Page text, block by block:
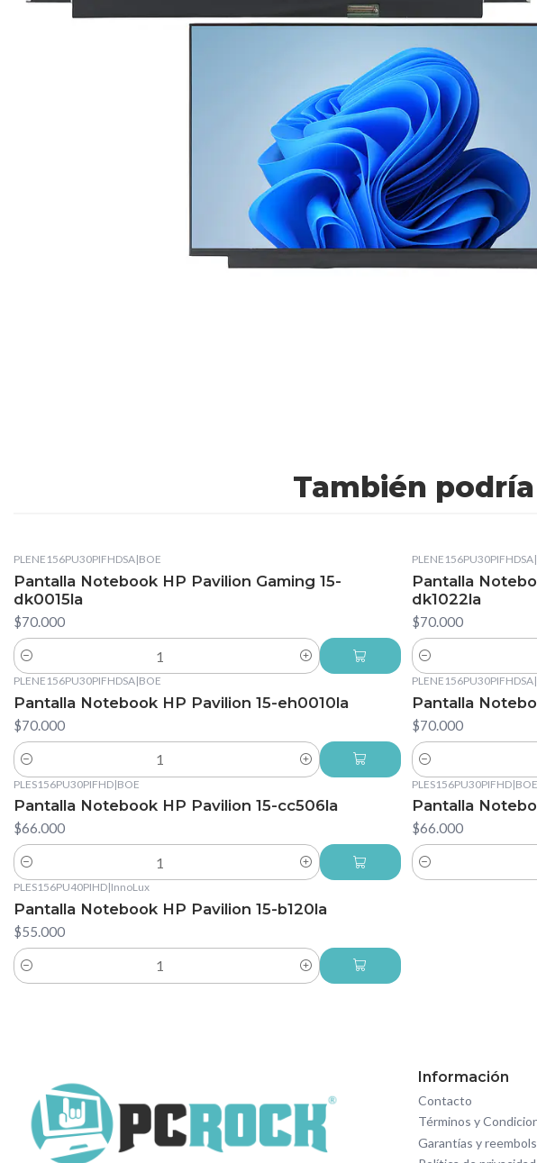
También
PLENE156PU30PIFHDSA|BOE
Pantalla Notebook HP Pavilion Gaming 15-
dk0015la
$70.000
Cantidad
PLENE156PU30PIFHDSA|
Pantalla
dk1022la
$70.000
Cantidad
PLENE156PU30PIFHDSA|BOE
Pantalla Notebook HP Pavilion 15-eh0010la
$70.000
Cantidad
PLENE156PU30PIFHDSA|
Pantalla
$70.000
Cantidad
PLES156PU30PIFHD|BOE
Pantalla Notebook HP Pavilion 15-cc506la
$66.000
Cantidad
PLES156PU30PIFHD|BOE
Pantalla
$66.000
Cantidad
PLES156PU40PIHD|InnoLux
Pantalla Notebook HP Pavilion 15-b120la
$55.000
Cantidad
Información
Contacto
Términos y
Garantías y